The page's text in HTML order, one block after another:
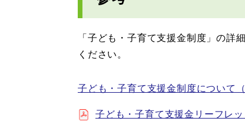
「子ども・子育て支援金制度」の詳
ください。
子ども・子育て支援金制度について
子ども・子育て支援金リーフレ